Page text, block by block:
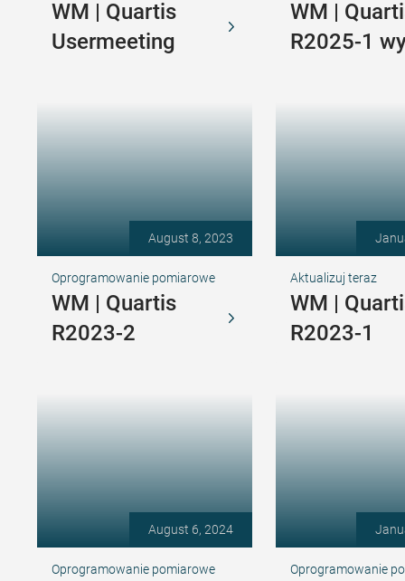
WM | Quartis
Usermeeting
WM |
R2025-1
August 8, 2023
Oprogramowanie pomiarowe
WM | Quartis
R2023-2
Aktualizuj teraz
WM |
R2023-1
August 6, 2024
Oprogramowanie pomiarowe Oprogramowanie